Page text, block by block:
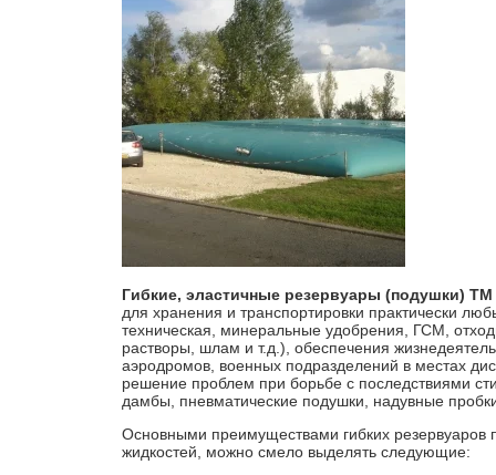
Гибкие, эластичные резервуары (подушки) ТМ
для хранения и транспортировки практически
техническая, минеральные удобрения, ГСМ,
растворы, шлам и т.д.), обеспечения
аэродромов, военных подразделений в местах
решение проблем при борьбе с последствиями
дамбы, пневматические подушки, надувные
Основными преимуществами гибких
жидкостей, можно смело выделять следующие: